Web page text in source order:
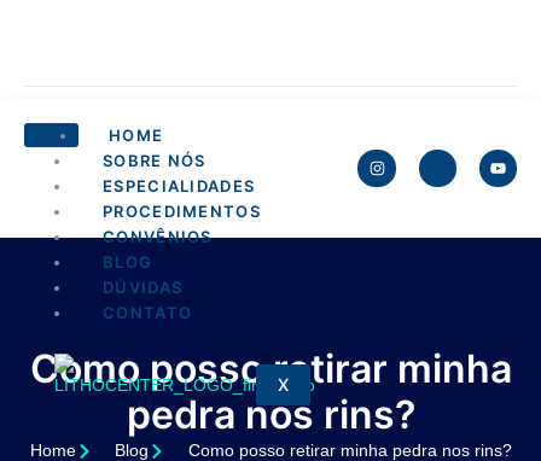
HOME
SOBRE NÓS
ESPECIALIDADES
PROCEDIMENTOS
CONVÊNIOS
BLOG
DÚVIDAS
CONTATO
X
Como posso retirar minha
pedra nos rins?
Home Blog Como posso retirar minha pedra nos rins?